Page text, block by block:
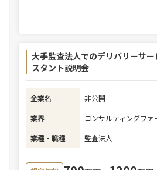
大手監査法人でのデリバリーサ
スタント説明会
企業名
非公開
業界
コンサルティングファ
業種・職種
監査法人